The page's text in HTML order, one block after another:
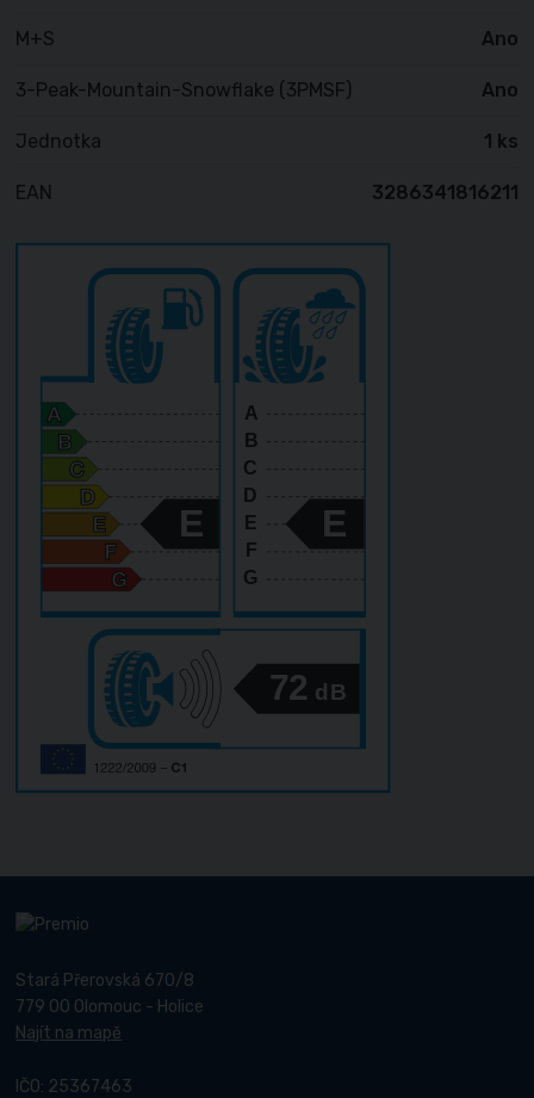
M+S Ano
3-Peak-Mountain-Snowflake (3PMSF) Ano
Jednotka 1 ks
EAN 3286341816211
A
B
C
D
E
F
G
72 dB
E E
Stará Přerovská 670/8
779 00 Olomouc - Holice
Najít na mapě
IČO: 25367463